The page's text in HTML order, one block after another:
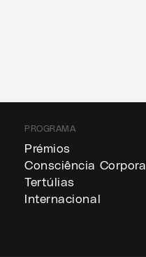
PROGRAMA
Prémios
Consciência Corporal
Tertúlias
Internacional